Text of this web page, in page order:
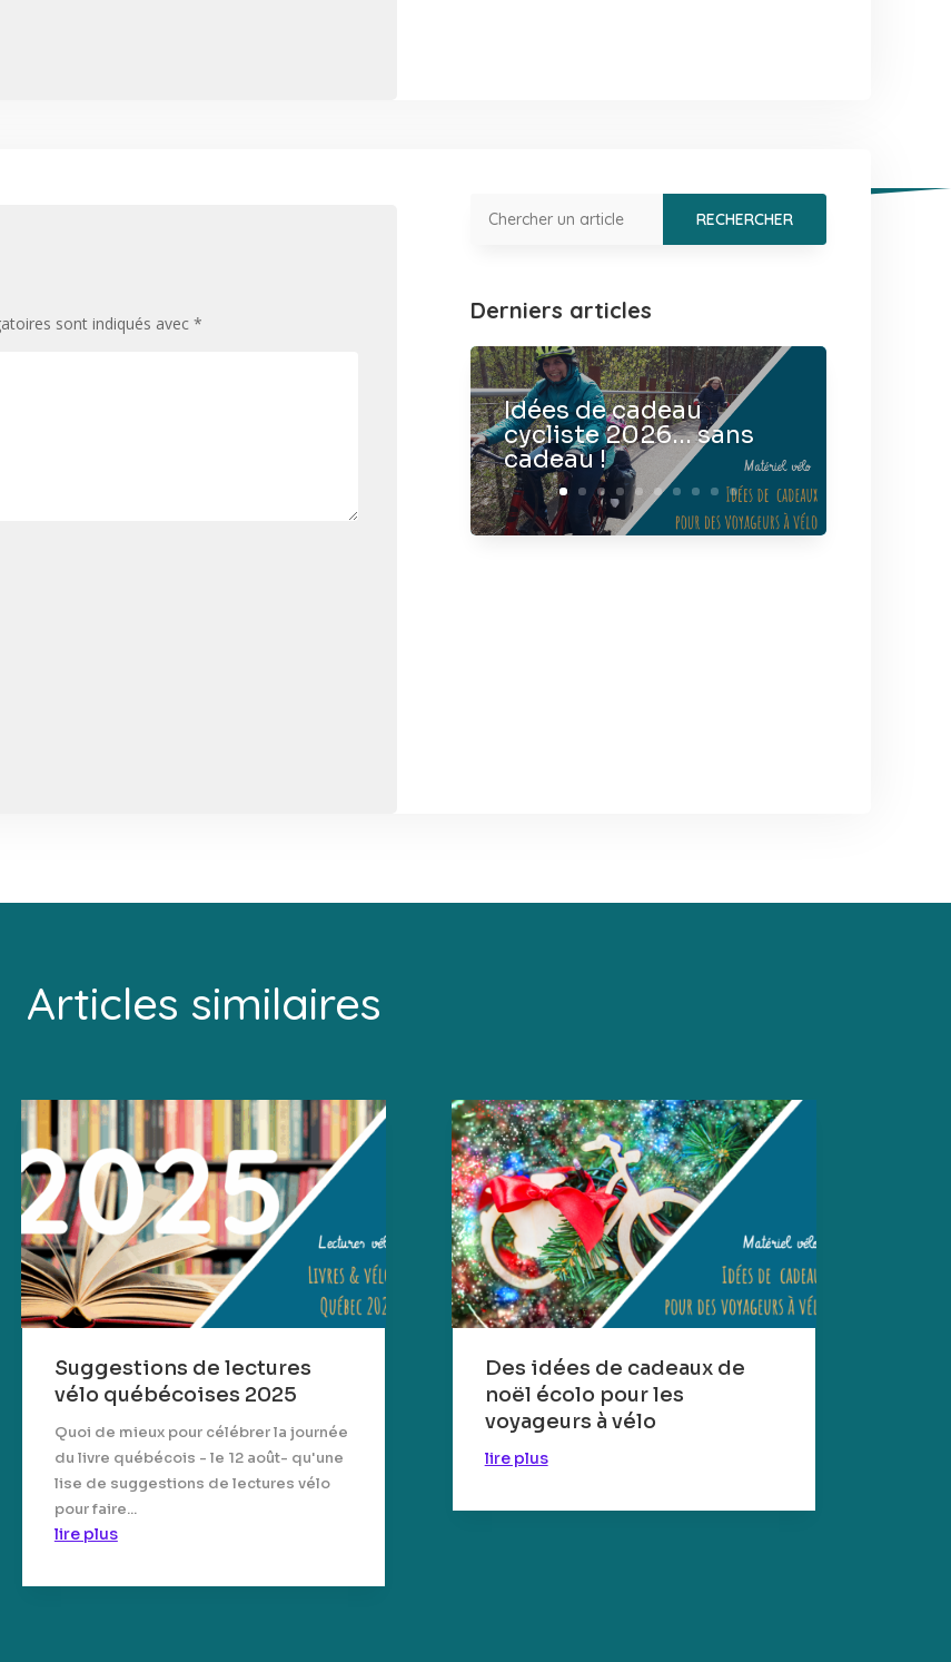
sont indiqués avec * Derniers articles
Idées de cadeau
cycliste 2026… sans
cadeau !
Articles similaires
Suggestions de lectures
vélo québécoises 2025
Quoi de mieux pour célébrer la journée
du livre québécois - le 12 août- qu'une
lise de suggestions de lectures vélo
pour faire...
lire plus
Des idées de cadeaux de
noël écolo pour les
voyageurs à vélo
lire plus